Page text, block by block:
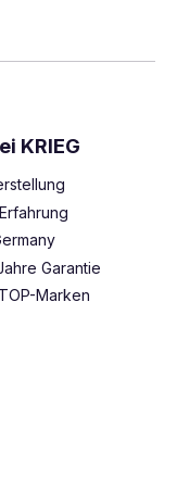
KRIEG
Garantie
Marken